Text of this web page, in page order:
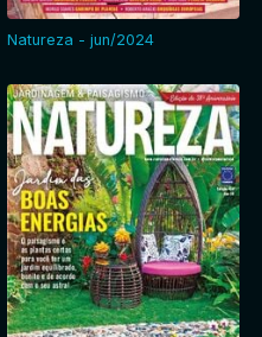
Natureza - jun/2024